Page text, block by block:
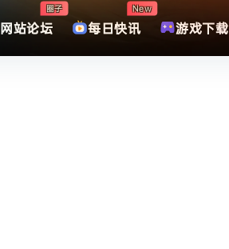
网站论坛
圈子
每日快讯
New
游戏下载